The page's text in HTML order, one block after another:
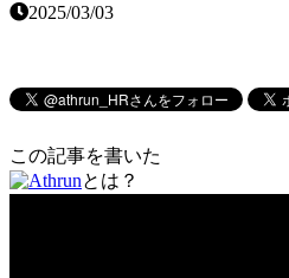
2025/03/03
この記事を書いた
とは？